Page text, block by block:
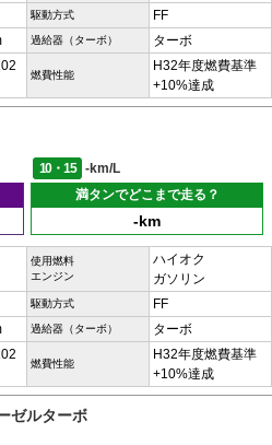
駆動方式 FF
過給器（ターボ） ターボ
燃費性能
H32年度燃費基準
+10%達成
10・15
-km/L
満タンでどこまで走る？
-km
使用燃料
エンジン
ハイオク
ガソリン
駆動方式 FF
過給器（ターボ） ターボ
燃費性能
H32年度燃費基準
+10%達成
ゼルターボ